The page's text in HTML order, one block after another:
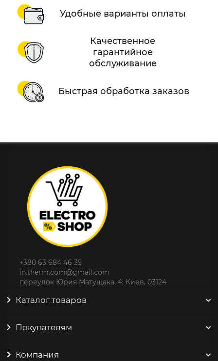
Удобные варианты оплаты
Качественное
гарантийное
обслуживание
Быстрая обработка заказов
+380 63 684 46 35
in.therm.com@gmail.com
переулок Юрия Матущака, 4, Киев, 03124
Каталог товаров
Покупателям
Компания